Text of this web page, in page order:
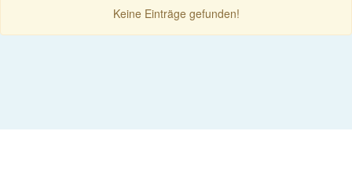
Keine Einträge gefunden!